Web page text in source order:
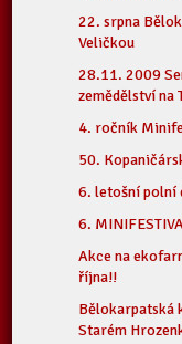
22. srpna
Veličkou
28.11. 2009
zemědělství na
4. ročník
50.
6. letošní polní
6.
Akce na
října!!
Bělokarpatská
Starém